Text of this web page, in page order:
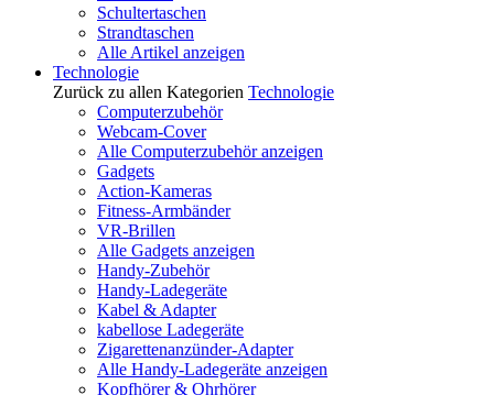
Schultertaschen
Strandtaschen
Alle Artikel anzeigen
Technologie
Zurück zu allen Kategorien Technologie
Computerzubehör
Webcam-Cover
Alle Computerzubehör anzeigen
Gadgets
Action-Kameras
Fitness-Armbänder
VR-Brillen
Alle Gadgets anzeigen
Handy-Zubehör
Handy-Ladegeräte
Kabel & Adapter
kabellose Ladegeräte
Zigarettenanzünder-Adapter
Alle Handy-Ladegeräte anzeigen
Kopfhörer & Ohrhörer